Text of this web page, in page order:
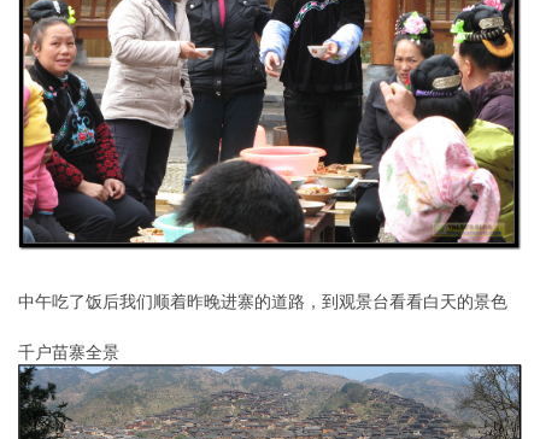
中午吃了饭后我们顺着昨晚进寨的道路，到观景台看看白天的景色
千户苗寨全景